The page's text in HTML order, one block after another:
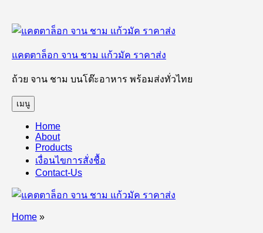
ข้าม
ยัง
บทความ
แคตตาล็อก จาน ชาม แก้วมัค ราคาส่ง
ถ้วย จาน ชาม บนโต๊ะอาหาร พร้อมส่งทั่วไทย
เมนู
Home
About
Products
เงื่อนไขการสั่งชื้อ
Contact-Us
Home »